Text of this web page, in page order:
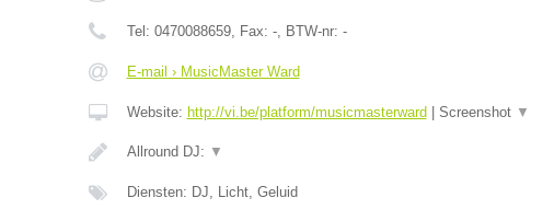
Tel: 0470088659, Fax: -, BTW-nr: -
E-mail › MusicMaster Ward
Website: http://vi.be/platform/musicmasterward Screenshot ▼
Allround DJ: ▼
Diensten: DJ, Licht, Geluid